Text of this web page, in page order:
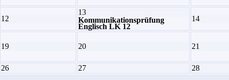
12
13
Kommunikationsprüfung
Englisch LK 12
14
19 20 21
26 27 28